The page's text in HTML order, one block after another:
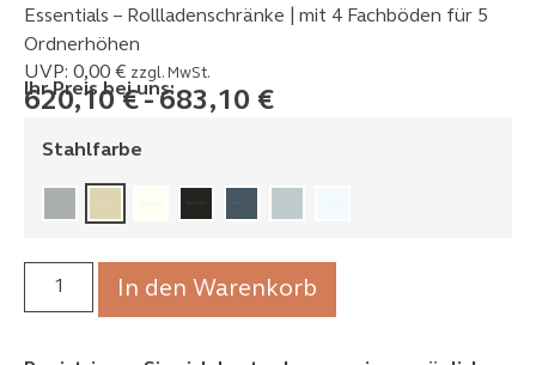
Essentials – Rollladenschränke | mit 4 Fachböden für 5
Ordnerhöhen
UVP: 0,00 € zzgl. MwSt.
Ihr Preis bei uns:
620,10€-683,10 €
Stahlfarbe
In den Warenkorb